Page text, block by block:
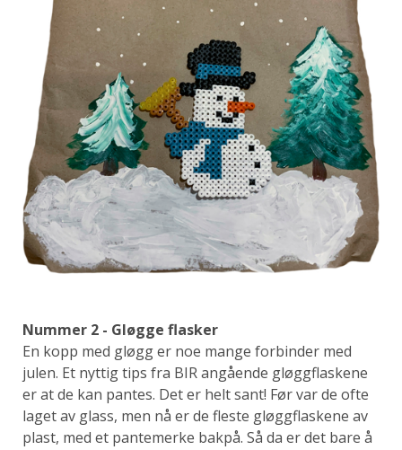
Nummer 2 - Gløgge flasker
En kopp med gløgg er noe mange forbinder med
julen. Et nyttig tips fra BIR angående gløggflaskene
er at de kan pantes. Det er helt sant! Før var de ofte
laget av glass, men nå er de fleste gløggflaskene av
plast, med et pantemerke bakpå. Så da er det bare å